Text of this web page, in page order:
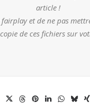
article !
fairplay et de ne pas
de ces fichiers sur